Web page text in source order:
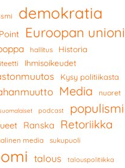
demokratia
Euroopan unioni
hallitus Historia
Ihmisoikeudet
Kysy politiikasta
Media nuoret
podcast populismi
Ranska Retoriikka
media sukupuoli
talous talouspolitiikka